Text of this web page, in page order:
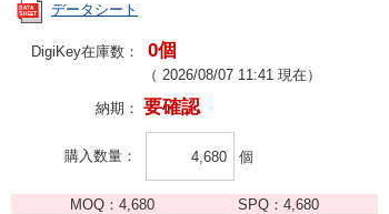
データシート
DigiKey在庫数： 0個
（ 2026/08/07 11:41 現在）
納期： 要確認
購入数量 個
MOQ： 4,680 SPQ：4,680